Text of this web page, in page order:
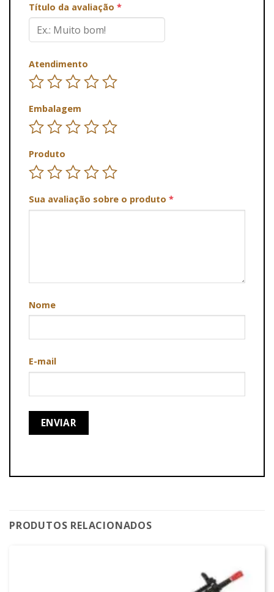
Título da avaliação *
Atendimento
Embalagem
Produto
Sua avaliação sobre o produto *
Nome
E-mail
PRODUTOS RELACIONADOS